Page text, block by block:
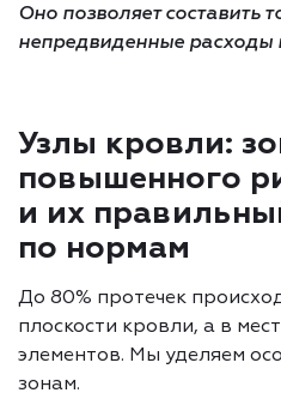
Оно позволяет составить
непредвиденные расходы
Узлы кровли:
повышенного
и их
по нормам
До 80% протечек
плоскости кровли, а в
элементов. Мы уделяем
зонам.